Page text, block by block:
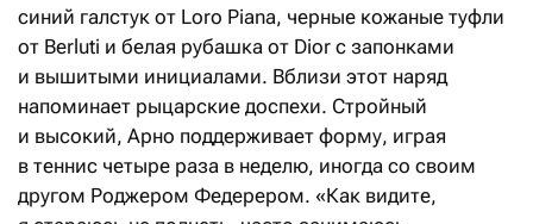
синий галстук от Loro Piana, черные кожаные туфли
от Berluti и белая рубашка от Dior с запонками
и вышитыми инициалами. Вблизи этот наряд
напоминает рыцарские доспехи. Стройный
и высокий, Арно поддерживает форму, играя
в теннис четыре раза в неделю, иногда со своим
другом Роджером Федерером. «Как видите,